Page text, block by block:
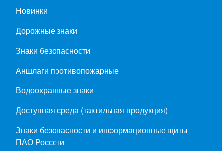
Новинки
Дорожные знаки
Знаки безопасности
Аншлаги противопожарные
Водоохранные знаки
Доступная среда (тактильная продукция)
Знаки безопасности и информационные щиты
ПАО Россети